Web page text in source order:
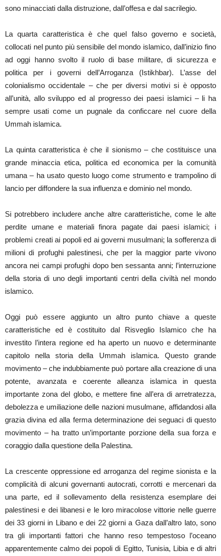
sono minacciati dalla distruzione, dall’offesa e dal sacrilegio.
La quarta caratteristica è che quel falso governo e società,
collocati nel punto più sensibile del mondo islamico, dall’inizio fino
ad oggi hanno svolto il ruolo di base militare, di sicurezza e
politica per i governi dell’Arroganza (Istikhbar). L’asse del
colonialismo occidentale – che per diversi motivi si è opposto
all’unità, allo sviluppo ed al progresso dei paesi islamici – li ha
sempre usati come un pugnale da conficcare nel cuore della
Ummah islamica.
La quinta caratteristica è che il sionismo – che costituisce una
grande minaccia etica, politica ed economica per la comunità
umana – ha usato questo luogo come strumento e trampolino di
lancio per diffondere la sua influenza e dominio nel mondo.
Si potrebbero includere anche altre caratteristiche, come le alte
perdite umane e materiali finora pagate dai paesi islamici; i
problemi creati ai popoli ed ai governi musulmani; la sofferenza di
milioni di profughi palestinesi, che per la maggior parte vivono
ancora nei campi profughi dopo ben sessanta anni; l’interruzione
della storia di uno degli importanti centri della civiltà nel mondo
islamico.
Oggi può essere aggiunto un altro punto chiave a queste
caratteristiche ed è costituito dal Risveglio Islamico che ha
investito l’intera regione ed ha aperto un nuovo e determinante
capitolo nella storia della Ummah islamica. Questo grande
movimento – che indubbiamente può portare alla creazione di una
potente, avanzata e coerente alleanza islamica in questa
importante zona del globo, e mettere fine all’era di arretratezza,
debolezza e umiliazione delle nazioni musulmane, affidandosi alla
grazia divina ed alla ferma determinazione dei seguaci di questo
movimento – ha tratto un’importante porzione della sua forza e
coraggio dalla questione della Palestina.
La crescente oppressione ed arroganza del regime sionista e la
complicità di alcuni governanti autocrati, corrotti e mercenari da
una parte, ed il sollevamento della resistenza esemplare dei
palestinesi e dei libanesi e le loro miracolose vittorie nelle guerre
dei 33 giorni in Libano e dei 22 giorni a Gaza dall’altro lato, sono
tra gli importanti fattori che hanno reso tempestoso l’oceano
apparentemente calmo dei popoli di Egitto, Tunisia, Libia e di altri